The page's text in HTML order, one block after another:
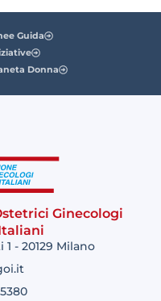
Guida
Donna
Ginecologi
- 20129 Milano